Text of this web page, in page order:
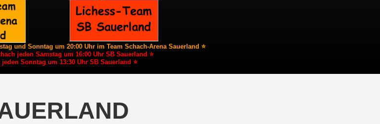
und Sonntag um 20:00 Uhr im Team Schach-Arena Sauerland ⭐
jeden Samstag um 16:00 Uhr SB Sauerland ⭐
jeden Sonntag um 13:30 Uhr SB Sauerland ⭐